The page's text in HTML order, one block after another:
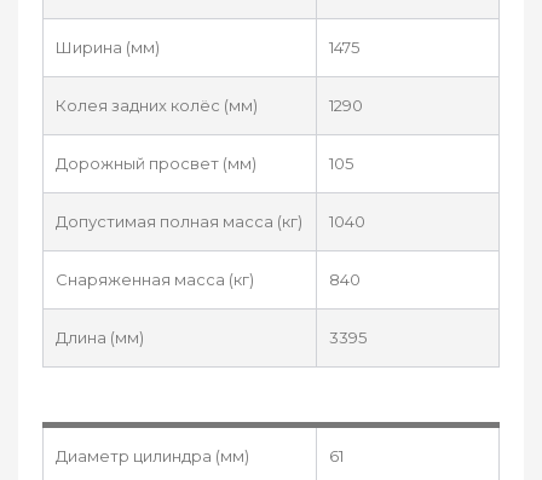
Ширина (мм) 1475
Колея задних колёс (мм) 1290
Дорожный просвет (мм) 105
Допустимая полная масса (кг) 1040
Снаряженная масса (кг) 840
Длина (мм) 3395
Диаметр цилиндра (мм) 61